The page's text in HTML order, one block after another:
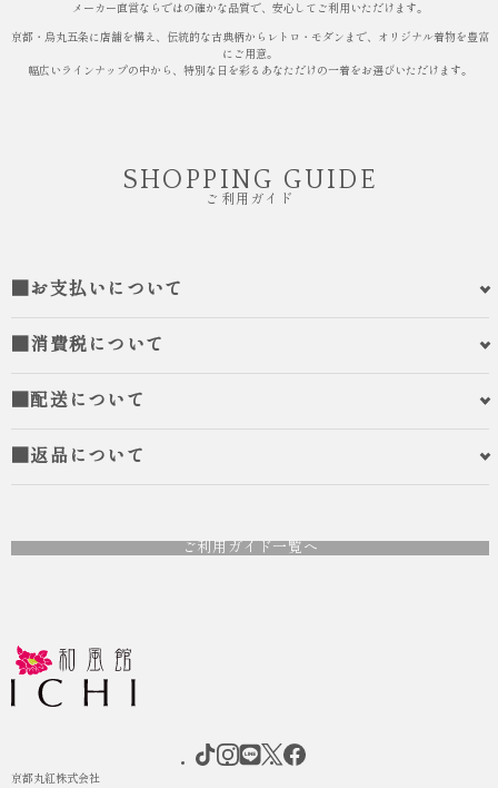
メーカー直営ならではの確かな品質で、安心してご利用いただけます。
京都・烏丸五条に店舗を構え、伝統的な古典柄からレトロ・モダンまで、オリジナル着物を豊富
にご用意。
幅広いラインナップの中から、特別な日を彩るあなただけの一着をお選びいただけます。
SHOPPING GUIDE
ご利用ガイド
■お支払いについて
■消費税について
■配送について
■返品について
ご利用ガイド一覧へ
京都丸紅株式会社